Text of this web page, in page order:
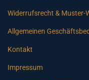
Widerrufsrecht & Muster-
Allgemeinen
Kontakt
Impressum